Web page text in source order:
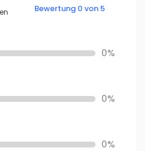
Bewertung 0 von 5
0%
0%
0%